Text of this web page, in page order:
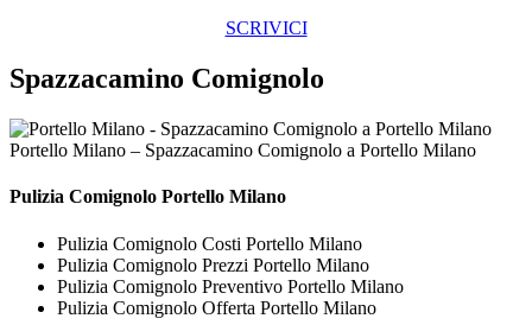
SCRIVICI
Spazzacamino Comignolo
Portello Milano – Spazzacamino Comignolo a Portello Milano
Pulizia Comignolo Portello Milano
Pulizia Comignolo Costi Portello Milano
Pulizia Comignolo Prezzi Portello Milano
Pulizia Comignolo Preventivo Portello Milano
Pulizia Comignolo Offerta Portello Milano